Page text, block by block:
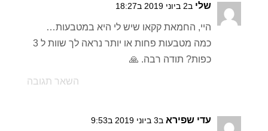
שלי ב2 ביוני 2019 ב18:27
היי, החמאת קקאו שיש לי היא במטבעות…
כמה מטבעות פחות או יותר נראה לך שוות ל 3
כפות? תודה רבה. 🙏
השאר תגובה
עדי שפירא ב3 ביוני 2019 ב9:53